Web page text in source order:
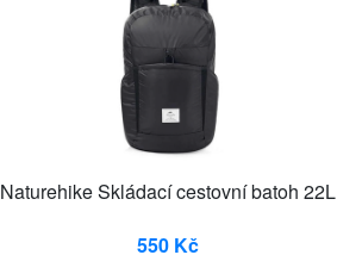
Naturehike Skládací cestovní batoh 22L
550 Kč